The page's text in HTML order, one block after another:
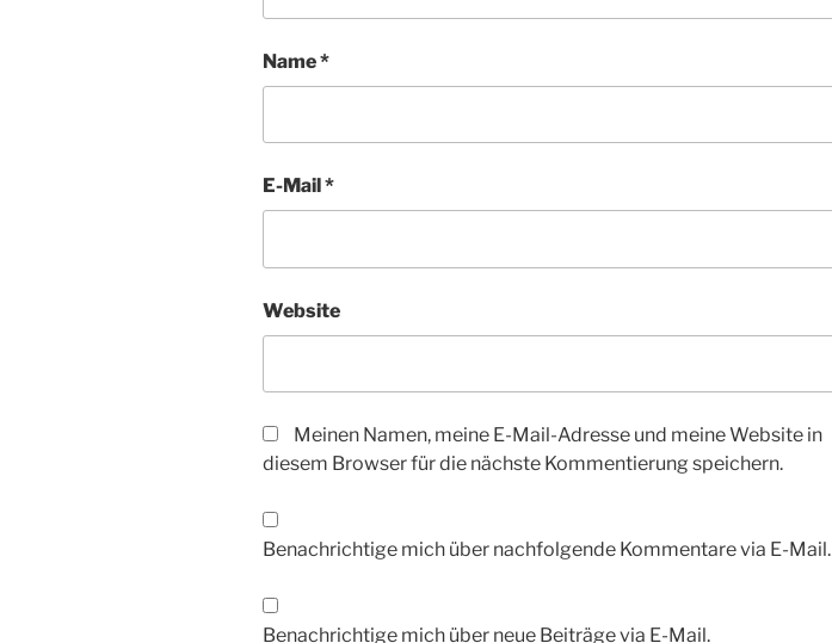
Name*
E-Mail *
Website
Meinen Namen, meine E-Mail-Adresse und meine Website in
diesem Browser für die nächste Kommentierung speichern.
Benachrichtige mich über nachfolgende Kommentare via E-Mail.
Benachrichtige mich über neue Beiträge via E-Mail.